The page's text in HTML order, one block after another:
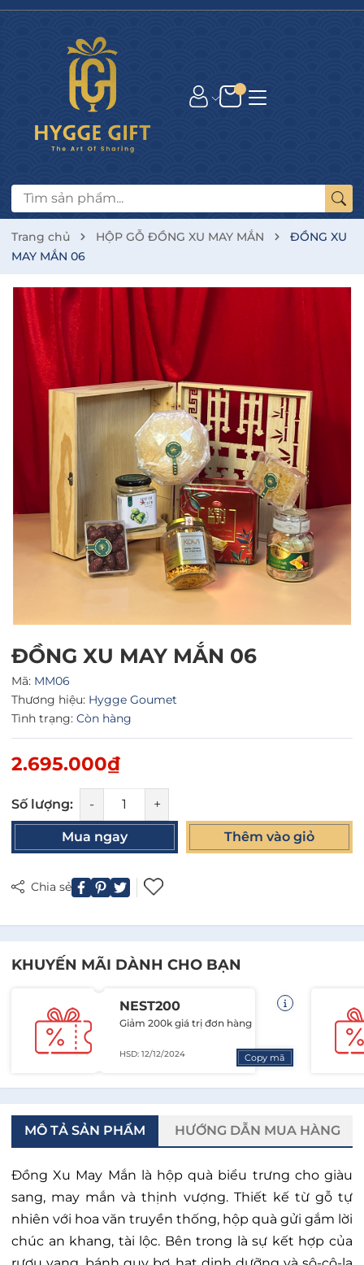
Trang chủ HỘP GỖ ĐỒNG XU MAY MẮN
ĐỒNG XU
MAY MẮN 06
ĐỒNG XU MAY MẮN 06
Mã: MM06
Thương hiệu: Hygge Goumet
Tình trạng: Còn hàng
2.695.000₫
Số lượng: - +
Mua ngay Thêm vào giỏ
Chia sẻ
KHUYẾN MÃI DÀNH CHO BẠN
NEST200
Giảm 200k giá trị đơn hàng
HSD: 12/12/2024 Copy mã
Mã giảm giá:
Ngày hết hạn:
MÔ TẢ SẢN PHẨM HƯỚNG DẪN MUA HÀNG
Đồng Xu May Mắn là hộp quà biểu trưng cho giàu
sang, may mắn và thịnh vượng. Thiết kế từ gỗ tự
nhiên với hoa văn truyền thống, hộp quà gửi gắm lời
chúc an khang, tài lộc. Bên trong là sự kết hợp của